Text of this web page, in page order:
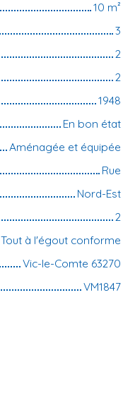
10 m²
3
2
2
1948
En bon état
Aménagée et équipée
Rue
Nord-Est
2
Tout à l'égout conforme
Vic-le-Comte 63270
VM1847